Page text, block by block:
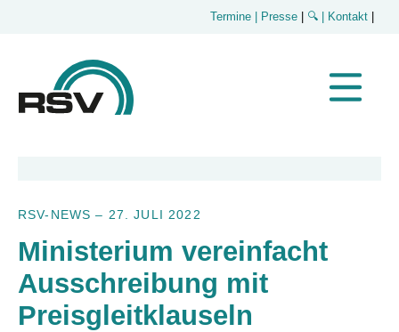
Termine | Presse 🔍 | Kontakt
RSV-NEWS – 27. JULI 2022
Ministerium vereinfacht
Ausschreibung mit
Preisgleitklauseln